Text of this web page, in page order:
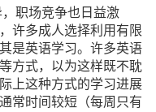
职场竞争也日益激
许多成人选择利用有限
是英语学习。许多英语
方式，以为这样既不耽
上这种方式的学习进展
常时间较短（每周只有